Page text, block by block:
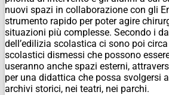
nuovi spazi in collaborazione con gli
strumento rapido per poter agire
situazioni più complesse. Secondo i
dell’edilizia scolastica ci sono poi
scolastici dismessi che possono
useranno anche spazi esterni,
per una didattica che possa svolgersi
archivi storici, nei teatri, nei parchi.